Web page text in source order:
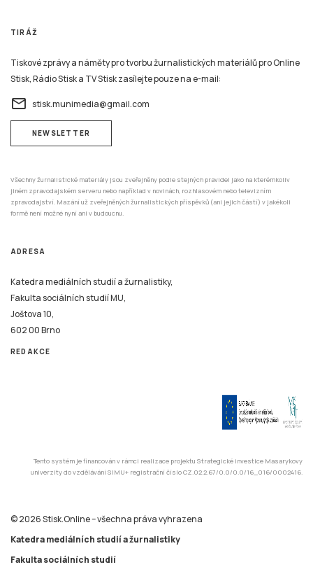
TIRÁŽ
Tiskové zprávy a náměty pro tvorbu žurnalistických materiálů pro Online
Stisk, Rádio Stisk a TV Stisk zasílejte pouze na e-mail:
email stisk.munimedia@gmail.com
NEWSLETTER
Všechny žurnalistické materiály jsou zveřejněny podle stejných pravidel jako na kterémkoliv
jiném zpravodajském serveru nebo například v novinách, rozhlasovém nebo televizním
zpravodajství. Mazání už zveřejněných žurnalistických příspěvků (ani jejich částí) v jakékoli
formě není možné nyní ani v budoucnu.
ADRESA
Katedra mediálních studií a žurnalistiky,
Fakulta sociálních studií MU,
Joštova 10,
602 00 Brno
REDAKCE
Tento systém je financován v rámci realizace projektu Strategické investice Masarykovy
univerzity do vzdělávání SIMU+ registrační číslo CZ.02.2.67/0.0/0.0/16_016/0002416.
© 2026 Stisk.Online – všechna práva vyhrazena
Katedra mediálních studií a žurnalistiky
Fakulta sociálních studií